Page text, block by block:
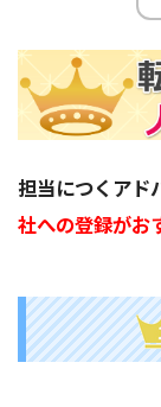
担当につくアド
社への登録がお